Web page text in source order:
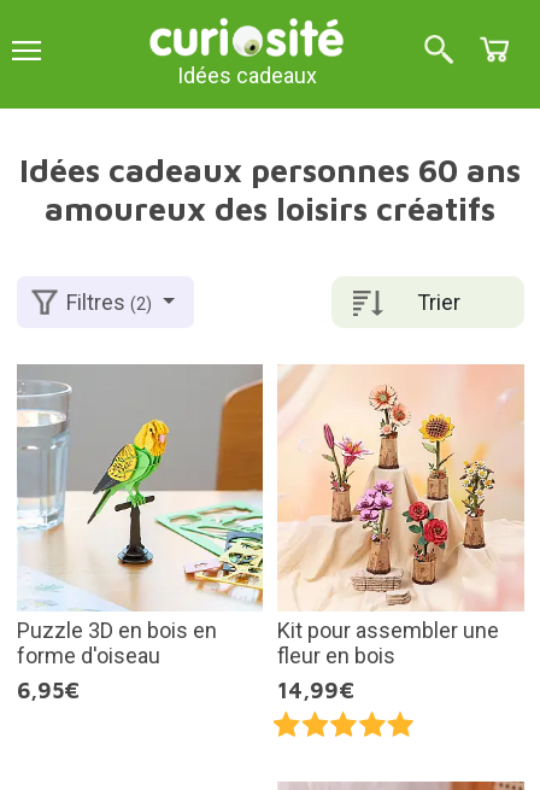
Idées cadeaux
Idées cadeaux personnes 60 ans
amoureux des loisirs créatifs
Trier
Filtres(2)
Puzzle 3D en bois en
forme d'oiseau
6,95€
Kit pour assembler une
fleur en bois
14,99€